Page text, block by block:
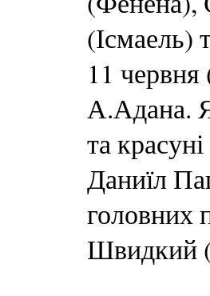
(Ісмаель)
11
А.Адана.
та
Даниїл
головних
Швидкий